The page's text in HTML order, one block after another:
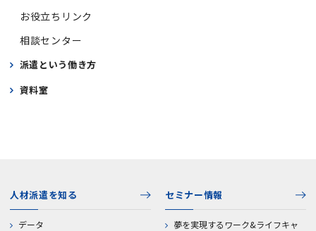
お役立ちリンク
相談センター
派遣という働き方
資料室
人材派遣を知る
データ
セミナー情報
夢を実現するワーク&ライフキャ